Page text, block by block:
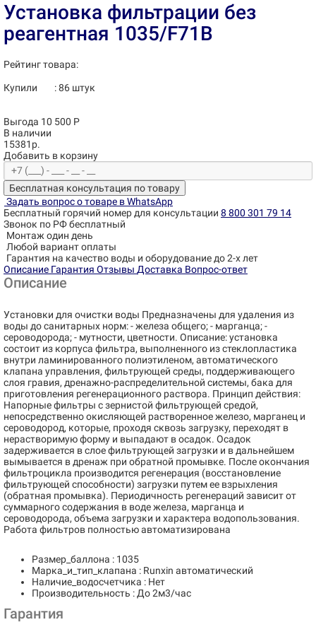
Установка фильтрации без
реагентная 1035/F71B
Рейтинг товара:
Купили :86 штук
Выгода 10 500 Р
В наличии
15381р.
Добавить в корзину
Бесплатная консультация по товару
Задать вопрос о товаре в WhatsApp
Бесплатный горячий номер для консультации 8 800 301 79 14
Звонок по РФ бесплатный
Монтаж один день
Любой вариант оплаты
Гарантия на качество воды и оборудование до 2-х лет
Описание Гарантия Отзывы Доставка Вопрос-ответ
Описание
Установки для очистки воды Предназначены для удаления из
воды до санитарных норм: - железа общего; - марганца; -
сероводорода; - мутности, цветности. Описание: установка
состоит из корпуса фильтра, выполненного из стеклопластика
внутри ламинированного полиэтиленом, автоматического
клапана управления, фильтрующей среды, поддерживающего
слоя гравия, дренажно-распределительной системы, бака для
приготовления регенерационного раствора. Принцип действия:
Напорные фильтры с зернистой фильтрующей средой,
непосредственно окисляющей растворенное железо, марганец и
сероводород, которые, проходя сквозь загрузку, переходят в
нерастворимую форму и выпадают в осадок. Осадок
задерживается в слое фильтрующей загрузки и в дальнейшем
вымывается в дренаж при обратной промывке. После окончания
фильтроцикла производится регенерация (восстановление
фильтрующей способности) загрузки путем ее взрыхления
(обратная промывка). Периодичность регенераций зависит от
суммарного содержания в воде железа, марганца и
сероводорода, объема загрузки и характера водопользования.
Работа фильтров полностью автоматизирована
Размер_баллона : 1035
Марка_и_тип_клапана : Runxin автоматический
Наличие_водосчетчика : Нет
Производительность : До 2м3/час
Гарантия